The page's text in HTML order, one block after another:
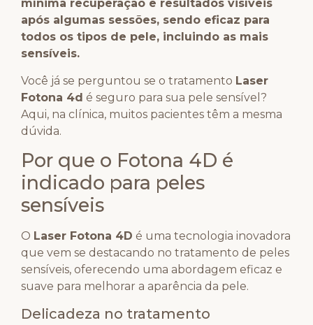
mínima recuperação e resultados visíveis
após algumas sessões, sendo eficaz para
todos os tipos de pele, incluindo as mais
sensíveis.
Você já se perguntou se o tratamento Laser
Fotona 4d é seguro para sua pele sensível?
Aqui, na clínica, muitos pacientes têm a mesma
dúvida.
Por que o Fotona 4D é
indicado para peles
sensíveis
O Laser Fotona 4D é uma tecnologia inovadora
que vem se destacando no tratamento de peles
sensíveis, oferecendo uma abordagem eficaz e
suave para melhorar a aparência da pele.
Delicadeza no tratamento